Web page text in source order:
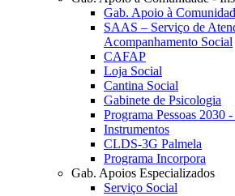
Gab. Apoio à
SAAS – Serviço de
Acompanhamento Social
CAFAP
Loja Social
Cantina Social
Gabinete de Psicologia
Programa Pessoas 2030
Instrumentos
CLDS-3G Palmela
Programa Incorpora
Gab. Apoios Especializados
Serviço Social